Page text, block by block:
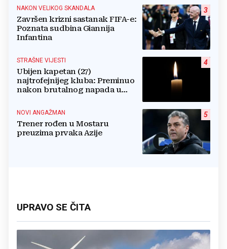
3
NAKON VELIKOG SKANDALA
Završen krizni sastanak FIFA-e:
Poznata sudbina Giannija
Infantina
4
STRAŠNE VIJESTI
Ubijen kapetan (27)
najtrofejnijeg kluba: Preminuo
nakon brutalnog napada u
5
NOVI ANGAŽMAN
Trener rođen u Mostaru
preuzima prvaka Azije
UPRAVO SE ČITA